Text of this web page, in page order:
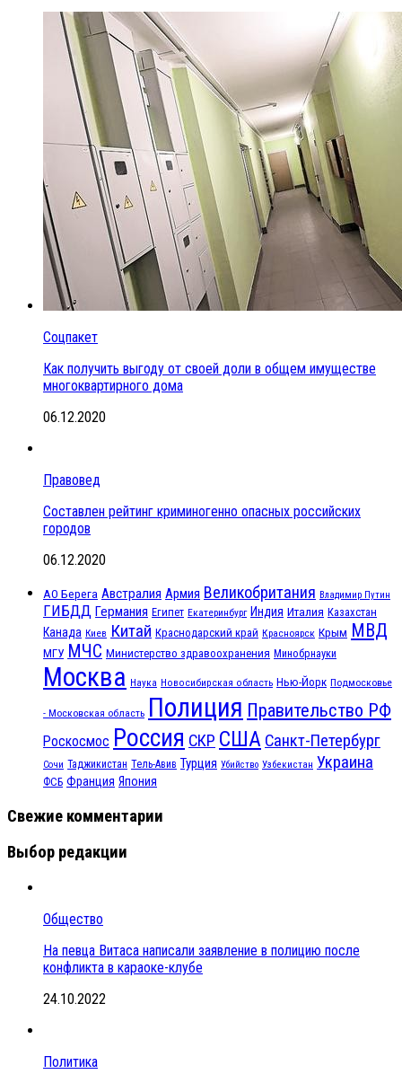
Соцпакет
Как получить выгоду от своей доли в общем имуществе
многоквартирного дома
06.12.2020
Правовед
Составлен рейтинг криминогенно опасных российских
городов
06.12.2020
АО Берега Австралия Армия Великобритания Владимир Путин
ГИБДД Германия Египет Екатеринбург Индия Италия Казахстан
Канада Киев Китай Краснодарский край Красноярск Крым МВД
МГУ МЧС Министерство здравоохранения Минобрнауки
Москва Наука Новосибирская область Нью-Йорк Подмосковье
- Московская область Полиция Правительство РФ
Роскосмос Россия СКР США Санкт-Петербург
Сочи Таджикистан Тель-Авив Турция Убийство Узбекистан Украина
ФСБ Франция Япония
Свежие комментарии
Выбор редакции
Общество
На певца Витаса написали заявление в полицию после
конфликта в караоке-клубе
24.10.2022
Политика